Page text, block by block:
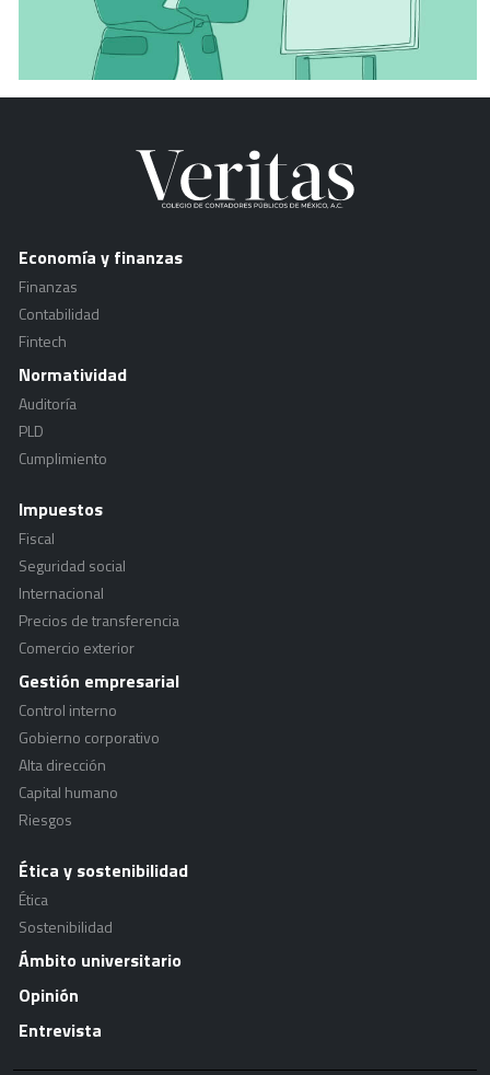
Economía y finanzas
Finanzas
Contabilidad
Fintech
Normatividad
Auditoría
PLD
Cumplimiento
Impuestos
Fiscal
Seguridad social
Internacional
Precios de transferencia
Comercio exterior
Gestión empresarial
Control interno
Gobierno corporativo
Alta dirección
Capital humano
Riesgos
Ética y sostenibilidad
Ética
Sostenibilidad
Ámbito universitario
Opinión
Entrevista